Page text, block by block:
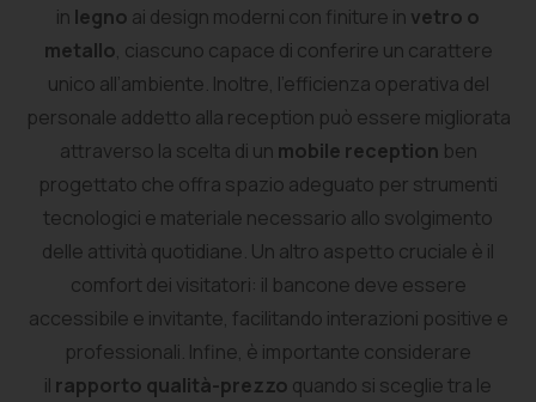
in legno ai design moderni con finiture in vetro o
metallo, ciascuno capace di conferire un carattere
unico all’ambiente. Inoltre, l’efficienza operativa del
personale addetto alla reception può essere migliorata
attraverso la scelta di un mobile reception ben
progettato che offra spazio adeguato per strumenti
tecnologici e materiale necessario allo svolgimento
delle attività quotidiane. Un altro aspetto cruciale è il
comfort dei visitatori: il bancone deve essere
accessibile e invitante, facilitando interazioni positive e
professionali. Infine, è importante considerare
il rapporto qualità-prezzo quando si sceglie tra le